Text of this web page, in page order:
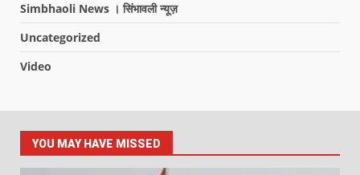
Simbhaoli News । सिंभावली न्यूज़
Uncategorized
Video
YOU MAY HAVE MISSED